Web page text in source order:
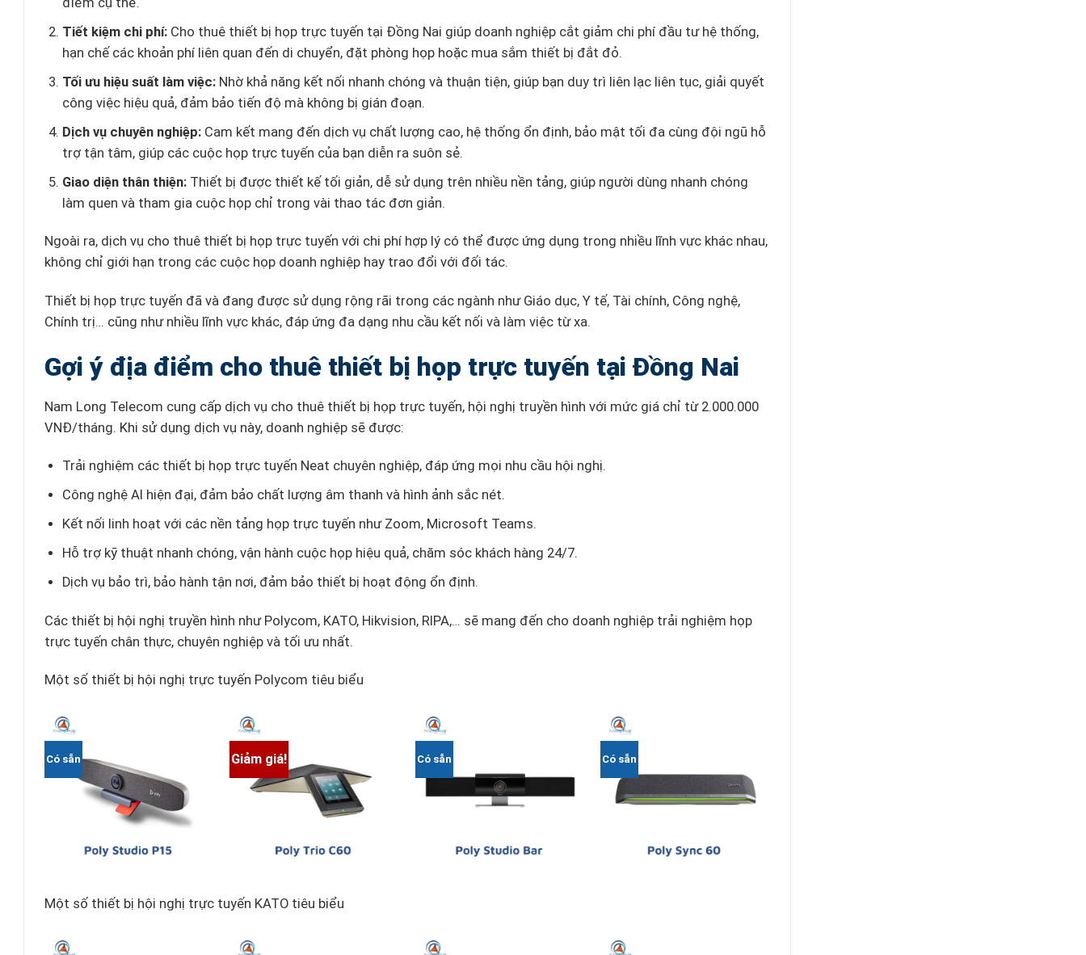
Tiết kiệm chi phí:Cho thuê thiết bị họp trực tuyến tại Đồng Nai giúp doanh nghiệp cắt giảm chi phí đầu tư hệ thống,
hạn chế các khoản phí liên quan đến di chuyển, đặt phòng họp hoặc mua sắm thiết bị đắt đỏ.
Tối ưu hiệu suất làm việc:Nhờ khả năng kết nối nhanh chóng và thuận tiện, giúp bạn duy trì liên lạc liên tục, giải quyết
công việc hiệu quả, đảm bảo tiến độ mà không bị gián đoạn.
Dịch vụ chuyên nghiệp:Cam kết mang đến dịch vụ chất lượng cao, hệ thống ổn định, bảo mật tối đa cùng đội ngũ hỗ
trợ tận tâm, giúp các cuộc họp trực tuyến của bạn diễn ra suôn sẻ.
Giao diện thân thiện:Thiết bị được thiết kế tối giản, dễ sử dụng trên nhiều nền tảng, giúp người dùng nhanh chóng
làm quen và tham gia cuộc họp chỉ trong vài thao tác đơn giản.
Ngoài ra, dịch vụ cho thuê thiết bị họp trực tuyến với chi phí hợp lý có thể được ứng dụng trong nhiều lĩnh vực khác nhau,
không chỉ giới hạn trong các cuộc họp doanh nghiệp hay trao đổi với đối tác.
Thiết bị họp trực tuyến đã và đang được sử dụng rộng rãi trong các ngành như Giáo dục, Y tế, Tài chính, Công nghệ,
Chính trị… cũng như nhiều lĩnh vực khác, đáp ứng đa dạng nhu cầu kết nối và làm việc từ xa.
Gợi ý địa điểm cho thuê thiết bị họp trực tuyến tại Đồng Nai
Nam Long Telecom cung cấp dịch vụ cho thuê thiết bị họp trực tuyến, hội nghị truyền hình với mức giá chỉ từ 2.000.000
VNĐ/tháng. Khi sử dụng dịch vụ này, doanh nghiệp sẽ được:
Trải nghiệm các thiết bị họp trực tuyến Neat chuyên nghiệp, đáp ứng mọi nhu cầu hội nghị.
Công nghệ AI hiện đại, đảm bảo chất lượng âm thanh và hình ảnh sắc nét.
Kết nối linh hoạt với các nền tảng họp trực tuyến như Zoom, Microsoft Teams.
Hỗ trợ kỹ thuật nhanh chóng, vận hành cuộc họp hiệu quả, chăm sóc khách hàng 24/7.
Dịch vụ bảo trì, bảo hành tận nơi, đảm bảo thiết bị hoạt động ổn định.
Các thiết bị hội nghị truyền hình như Polycom, KATO, Hikvision, RIPA,… sẽ mang đến cho doanh nghiệp trải nghiệm họp
trực tuyến chân thực, chuyên nghiệp và tối ưu nhất.
Một số thiết bị hội nghị trực tuyến Polycom tiêu biểu
Có sẵn Giảm giá! Có sẵn Có sẵn
Một số thiết bị hội nghị trực tuyến KATO tiêu biểu